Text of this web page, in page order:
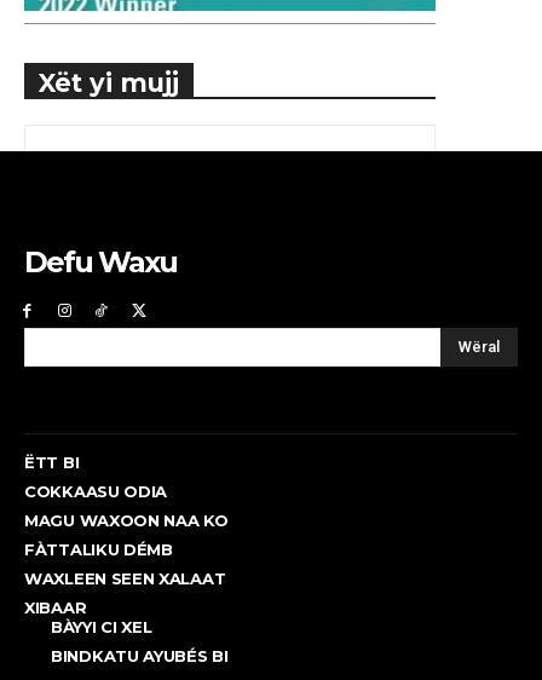
Xët yi mujj
Defu Waxu
Wëral
ËTT BI
COKKAASU ODIA
MAGU WAXOON NAA KO
FÀTTALIKU DÉMB
WAXLEEN SEEN XALAAT
XIBAAR
BÀYYI CI XEL
BINDKATU AYUBÉS BI